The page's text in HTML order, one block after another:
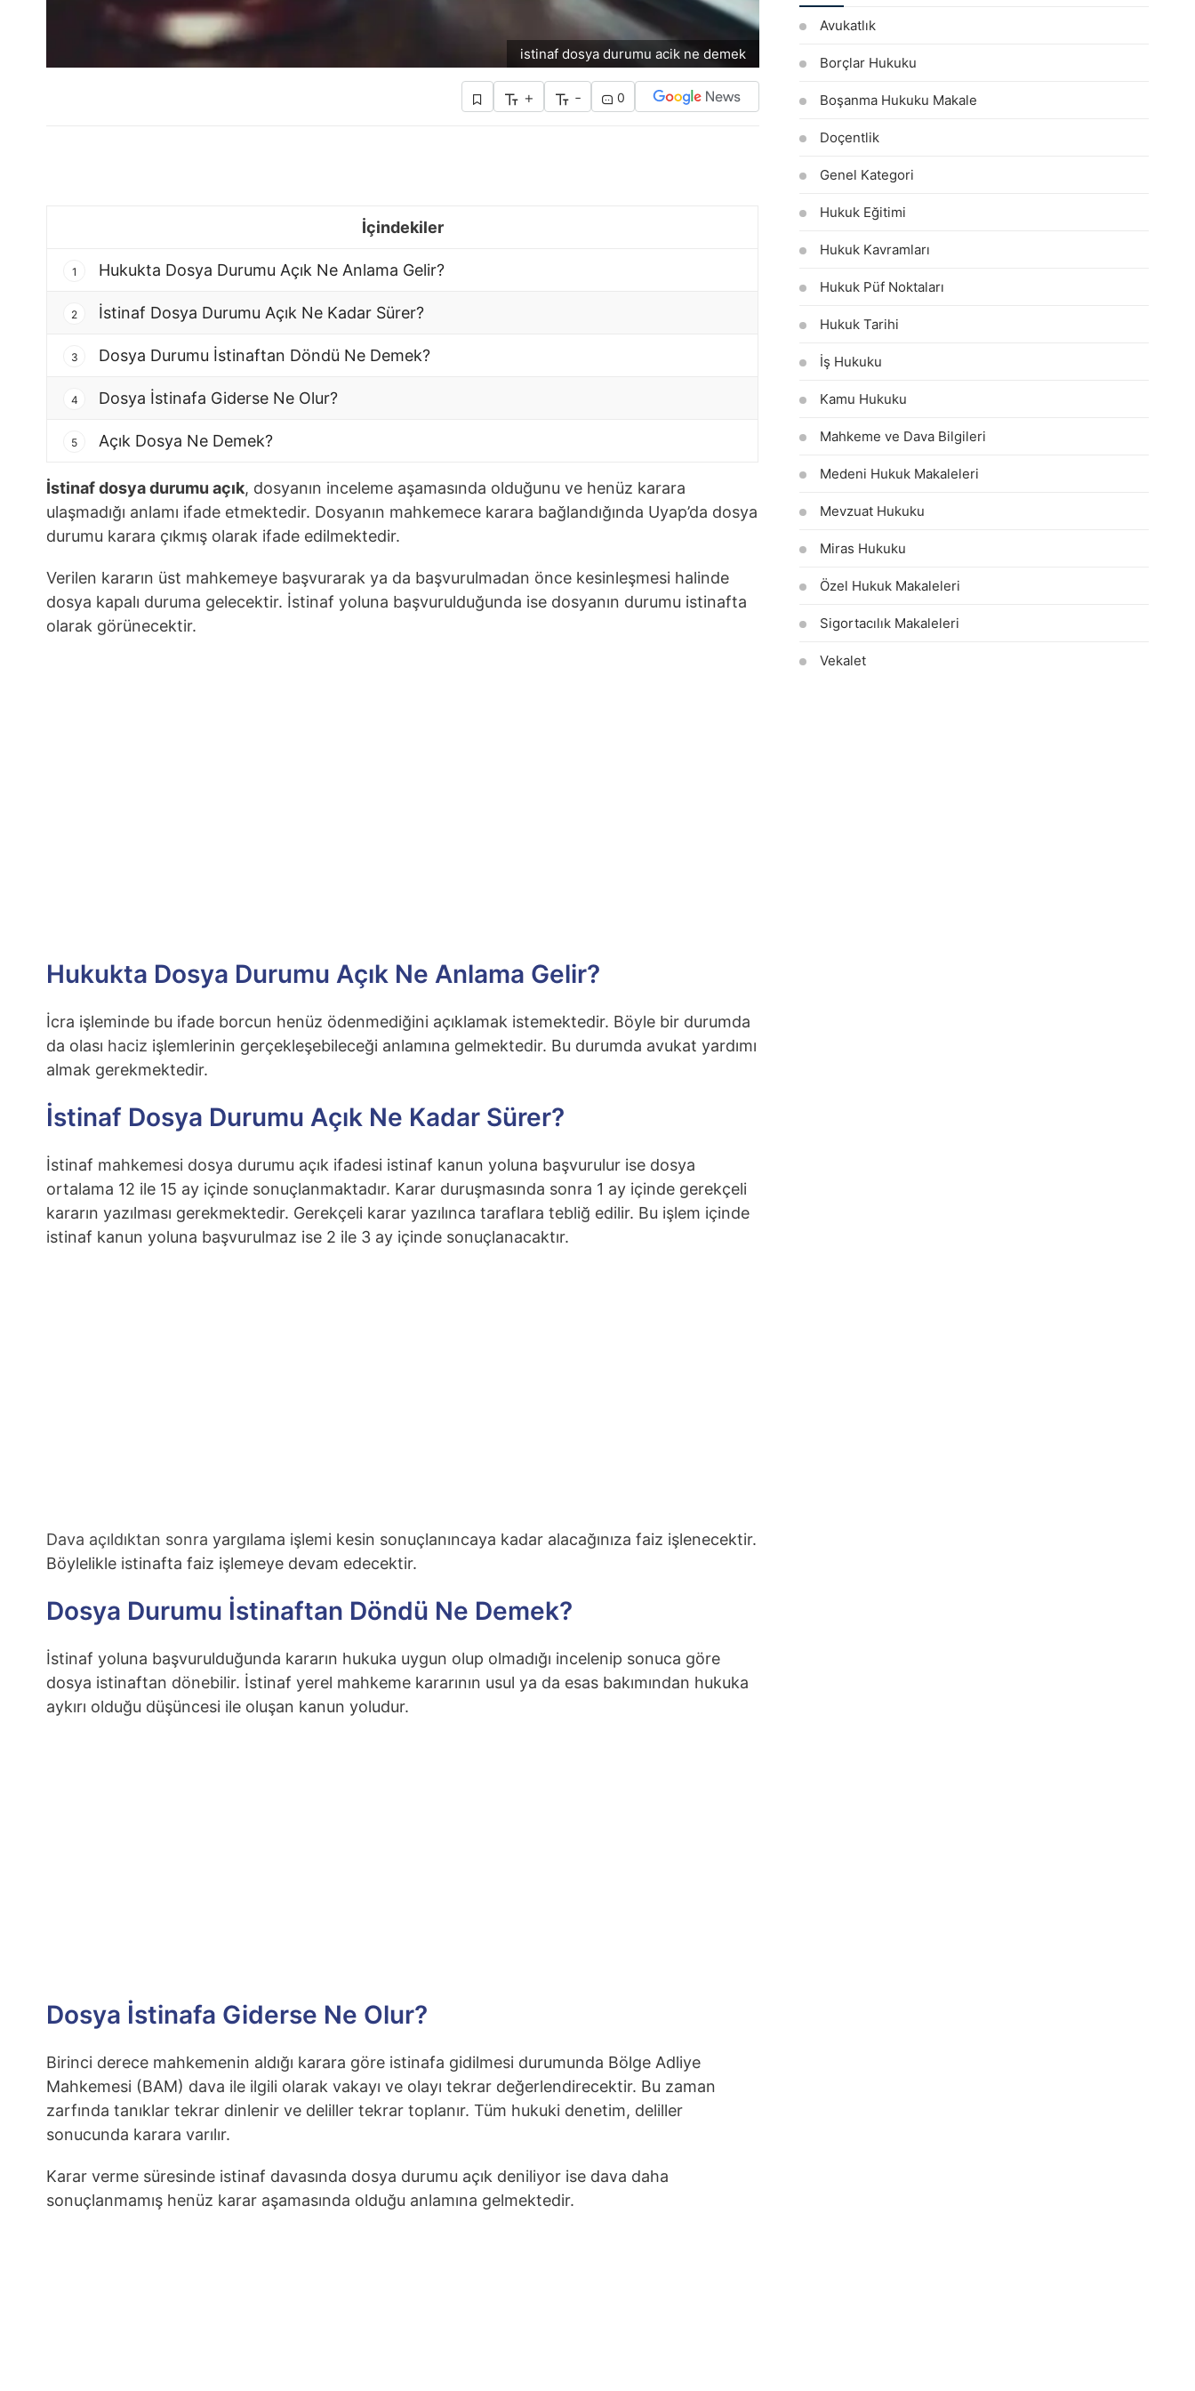
istinaf dosya durumu acik ne demek
+ - 0
İçindekiler
1 Hukukta Dosya Durumu Açık Ne Anlama Gelir?
2 İstinaf Dosya Durumu Açık Ne Kadar Sürer?
3 Dosya Durumu İstinaftan Döndü Ne Demek?
4 Dosya İstinafa Giderse Ne Olur?
5 Açık Dosya Ne Demek?
İstinaf dosya durumu açık, dosyanın inceleme aşamasında olduğunu ve henüz karara
ulaşmadığı anlamı ifade etmektedir. Dosyanın mahkemece karara bağlandığında Uyap’da dosya
durumu karara çıkmış olarak ifade edilmektedir.
Verilen kararın üst mahkemeye başvurarak ya da başvurulmadan önce kesinleşmesi halinde
dosya kapalı duruma gelecektir. İstinaf yoluna başvurulduğunda ise dosyanın durumu istinafta
olarak görünecektir.
Hukukta Dosya Durumu Açık Ne Anlama Gelir?
İcra işleminde bu ifade borcun henüz ödenmediğini açıklamak istemektedir. Böyle bir durumda
da olası haciz işlemlerinin gerçekleşebileceği anlamına gelmektedir. Bu durumda avukat yardımı
almak gerekmektedir.
İstinaf Dosya Durumu Açık Ne Kadar Sürer?
İstinaf mahkemesi dosya durumu açık ifadesi istinaf kanun yoluna başvurulur ise dosya
ortalama 12 ile 15 ay içinde sonuçlanmaktadır. Karar duruşmasında sonra 1 ay içinde gerekçeli
kararın yazılması gerekmektedir. Gerekçeli karar yazılınca taraflara tebliğ edilir. Bu işlem içinde
istinaf kanun yoluna başvurulmaz ise 2 ile 3 ay içinde sonuçlanacaktır.
Dava açıldıktan sonra yargılama işlemi kesin sonuçlanıncaya kadar alacağınıza faiz işlenecektir.
Böylelikle istinafta faiz işlemeye devam edecektir.
Dosya Durumu İstinaftan Döndü Ne Demek?
İstinaf yoluna başvurulduğunda kararın hukuka uygun olup olmadığı incelenip sonuca göre
dosya istinaftan dönebilir. İstinaf yerel mahkeme kararının usul ya da esas bakımından hukuka
aykırı olduğu düşüncesi ile oluşan kanun yoludur.
Dosya İstinafa Giderse Ne Olur?
Birinci derece mahkemenin aldığı karara göre istinafa gidilmesi durumunda Bölge Adliye
Mahkemesi (BAM) dava ile ilgili olarak vakayı ve olayı tekrar değerlendirecektir. Bu zaman
zarfında tanıklar tekrar dinlenir ve deliller tekrar toplanır. Tüm hukuki denetim, deliller
sonucunda karara varılır.
Karar verme süresinde istinaf davasında dosya durumu açık deniliyor ise dava daha
sonuçlanmamış henüz karar aşamasında olduğu anlamına gelmektedir.
Avukatlık
Borçlar Hukuku
Boşanma Hukuku Makale
Doçentlik
Genel Kategori
Hukuk Eğitimi
Hukuk Kavramları
Hukuk Püf Noktaları
Hukuk Tarihi
İş Hukuku
Kamu Hukuku
Mahkeme ve Dava Bilgileri
Medeni Hukuk Makaleleri
Mevzuat Hukuku
Miras Hukuku
Özel Hukuk Makaleleri
Sigortacılık Makaleleri
Vekalet